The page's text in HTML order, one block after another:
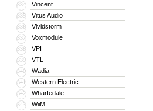
334 Vincent
335 Vitus Audio
336 Vividstorm
337 Voxmodule
338 VPI
339 VTL
340 Wadia
341 Western Electric
342 Wharfedale
343 WiiM